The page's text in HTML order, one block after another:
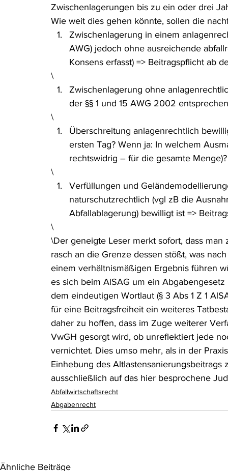
Zwischenlagerungen bis zu ein oder drei
Wie weit dies gehen könnte, sollen die
Zwischenlagerung in einem
AWG) jedoch ohne ausreichende
Konsens erfasst) => Beitragspflicht ab
\
Zwischenlagerung ohne
der §§ 1 und 15 AWG 2002
\
Überschreitung anlagenrechtlich
ersten Tag? Wenn ja: In welchem
rechtswidrig – für die gesamte Menge)?
\
Verfüllungen und
naturschutzrechtlich (vgl zB die
Abfallablagerung) bewilligt ist =>
\
\Der geneigte Leser merkt sofort, dass
rasch an die Grenze dessen stößt, was
einem verhältnismäßigen Ergebnis führen
es sich beim AlSAG um ein
dem eindeutigen Wortlaut (§ 3 Abs 1 Z 1
für eine Beitragsfreiheit ein weiteres
daher zu hoffen, dass im Zuge weiterer
VwGH gesorgt wird, ob unreflektiert jede
vernichtet. Dies umso mehr, als in der
Einhebung des
ausschließlich auf das hier besprochene
Abfallwirtschaftsrecht
Abgabenrecht
Ähnliche Beiträge